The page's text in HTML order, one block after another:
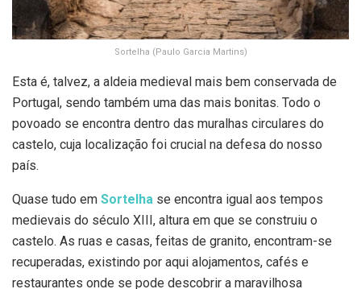
Sortelha (Paulo Garcia Martins)
Esta é, talvez, a aldeia medieval mais bem conservada de
Portugal, sendo também uma das mais bonitas. Todo o
povoado se encontra dentro das muralhas circulares do
castelo, cuja localização foi crucial na defesa do nosso
país.
Quase tudo em Sortelha se encontra igual aos tempos
medievais do século XIII, altura em que se construiu o
castelo. As ruas e casas, feitas de granito, encontram-se
recuperadas, existindo por aqui alojamentos, cafés e
restaurantes onde se pode descobrir a maravilhosa